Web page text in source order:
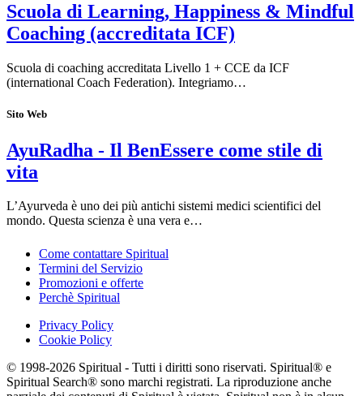
Scuola di Learning, Happiness & Mindful
Coaching (accreditata ICF)
Scuola di coaching accreditata Livello 1 + CCE da ICF
(international Coach Federation). Integriamo…
Sito Web
AyuRadha - Il BenEssere come stile di
vita
L’Ayurveda è uno dei più antichi sistemi medici scientifici del
mondo. Questa scienza è una vera e…
Come contattare Spiritual
Termini del Servizio
Promozioni e offerte
Perchè Spiritual
Privacy Policy
Cookie Policy
© 1998-2026 Spiritual - Tutti i diritti sono riservati. Spiritual® e
Spiritual Search® sono marchi registrati. La riproduzione anche